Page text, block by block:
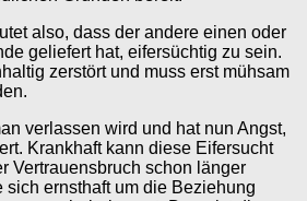
also, dass der andere einen oder
geliefert hat, eifersüchtig zu sein.
zerstört und muss erst mühsam
verlassen wird und hat nun Angst,
Krankhaft kann diese Eifersucht
Vertrauensbruch schon länger
sich ernsthaft um die Beziehung